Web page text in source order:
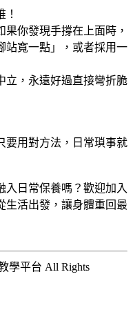
你發現手撐在上面時，
站寬一點」，或者採用一
立，永遠好過直接彎折脆
要用對方法，日常瑣事就
入日常保養嗎？歡迎加入
生活出發，讓身體重回最
學平台 All Rights